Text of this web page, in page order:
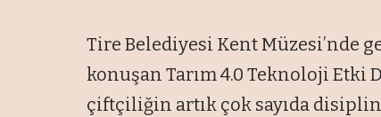
Tire Belediyesi Kent Müzesi’nde
konuşan Tarım 4.0 Teknoloji Etki
çiftçiliğin artık çok sayıda